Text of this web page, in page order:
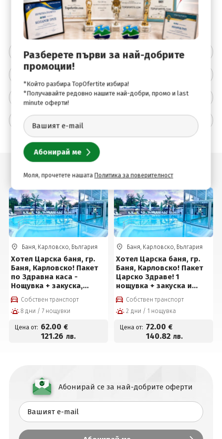
HB
ВИП апартамент с джакузи
Двама възрастни
169.00€ / 330.54лв. 179
Цената включва
Цената не включва
Описание на хотела
Допълнителна информация
Подобни оферти
Баня, Карловско, България
Хотел Царска баня, гр.
Баня, Карловско! Пакет
по Здравна каса -
Нощувка + закуска,
вечеря, пакет
процедури, външен
басейн с топла
джакузи и топило за 62 €
на човек на ден
Собствен транспорт
8 дни / 7 нощувки
Цена от: 62.00 €
121.26 лв.
Баня, Карловско, България
Хотел Царска баня, гр.
Баня, Карловско! Пакет
Царско Здраве! 1
нощувка + закуска и
вечеря, възможност за
обяд, 3 лечебни
процедури, външен
минерална вода,
джакузи и топило за 72 €
Собствен транспорт
2 дни / 1 нощувка
Цена от: 72.00 €
140.82 лв.
Абонирай се за най-добрите оферти
Разберете първи за най-добрите
промоции!
*Който разбира TopOfertite избира!
*Получавайте редовно нашите най-добри, промо и last
minute оферти!
Моля, прочетете нашата Политика за поверителност